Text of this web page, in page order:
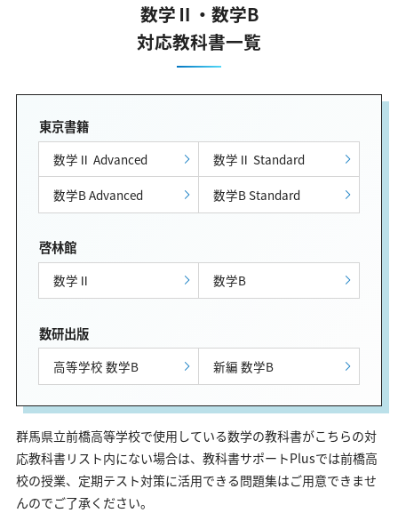
数学Ⅱ・数学B
対応教科書一覧
東京書籍
数学Ⅱ Advanced
数学Ⅱ Standard
数学B Advanced
数学B Standard
啓林館
数学Ⅱ 数学B
数研出版
高等学校 数学B 新編 数学B
群馬県立前橋高等学校で使用している数学の教科書がこちらの対
応教科書リスト内にない場合は、教科書サポートPlusでは前橋高
校の授業、定期テスト対策に活用できる問題集はご用意できませ
んのでご了承ください。